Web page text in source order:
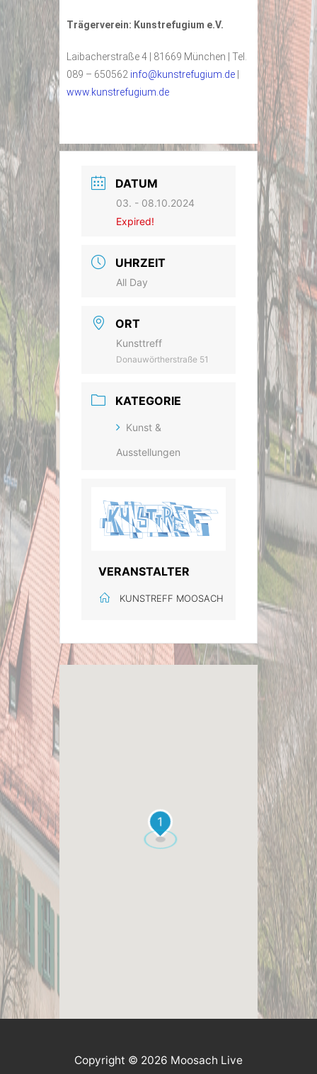
Trägerverein: Kunstrefugium e.V.
Laibacherstraße 4 | 81669 München | Tel.
089 – 650562 info@kunstrefugium.de
www.kunstrefugium.de
DATUM
03. - 08.10.2024
Expired!
UHRZEIT
All Day
ORT
Kunsttreff
Donauwörtherstraße 51
KATEGORIE
Kunst &
Ausstellungen
VERANSTALTER
KUNSTREFF MOOSACH
1
Copyright © 2026 Moosach Live